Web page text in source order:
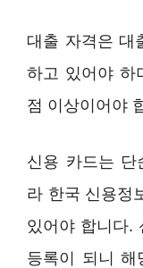
대출 자격은 대
하고 있어야 하
점 이상이어야
신용 카드는 단
라 한국 신용정
있어야 합니다.
등록이 되니 해